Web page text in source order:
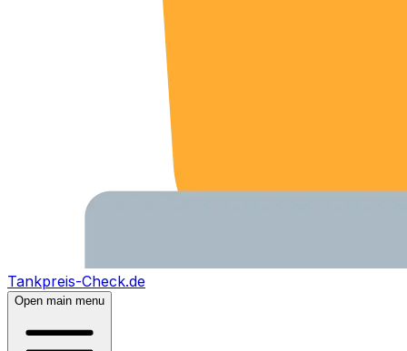
Tankpreis-Check.de
Open main menu